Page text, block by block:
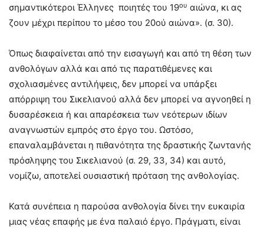
σημαντικότεροι Έλληνες ποιητές του 19ου αιώνα, κι ας
ζουν μέχρι περίπου το μέσο του 20ού αιώνα». (σ. 30).
Όπως διαφαίνεται από την εισαγωγή και από τη θέση των
ανθολόγων αλλά και από τις παρατιθέμενες και
σχολιασμένες αντιλήψεις, δεν μπορεί να υπάρξει
απόρριψη του Σικελιανού αλλά δεν μπορεί να αγνοηθεί η
δυσαρέσκεια ή και απαρέσκεια των νεότερων ιδίων
αναγνωστών εμπρός στο έργο του. Ωστόσο,
επαναλαμβάνεται η πιθανότητα της δραστικής ζωντανής
πρόσληψης του Σικελιανού (σ. 29, 33, 34) και αυτό,
νομίζω, αποτελεί ουσιαστική πρόταση της ανθολογίας.
Κατά συνέπεια η παρούσα ανθολογία δίνει την ευκαιρία
μιας νέας επαφής με ένα παλαιό έργο. Πράγματι, είναι